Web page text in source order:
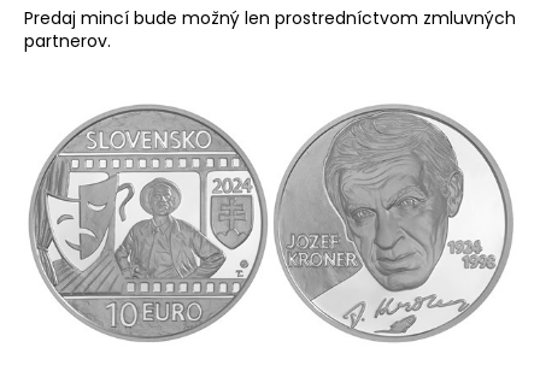
Predaj mincí bude možný len prostredníctvom zmluvných
partnerov.
O
d
p